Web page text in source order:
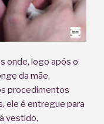
onde, logo após o
da mãe,
procedimentos
ele é entregue para
vestido,